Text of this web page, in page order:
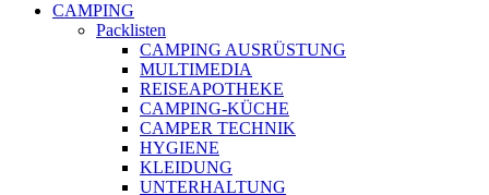
CAMPING
Packlisten
CAMPING AUSRÜSTUNG
MULTIMEDIA
REISEAPOTHEKE
CAMPING-KÜCHE
CAMPER TECHNIK
HYGIENE
KLEIDUNG
UNTERHALTUNG